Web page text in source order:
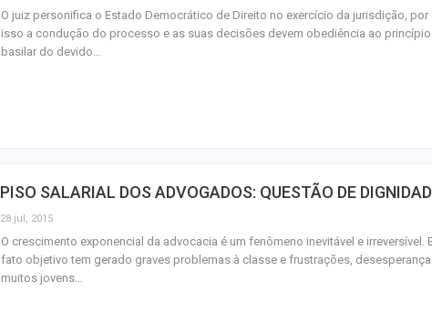
O juiz personifica o Estado Democrático de Direito no exercício da jurisdição, por
isso a condução do processo e as suas decisões devem obediência ao princípio
basilar do devido…
PISO SALARIAL DOS ADVOGADOS: QUESTÃO DE
28 jul, 2015
O crescimento exponencial da advocacia é um fenômeno inevitável e irreversível.
fato objetivo tem gerado graves problemas à classe e frustrações,
muitos jovens…